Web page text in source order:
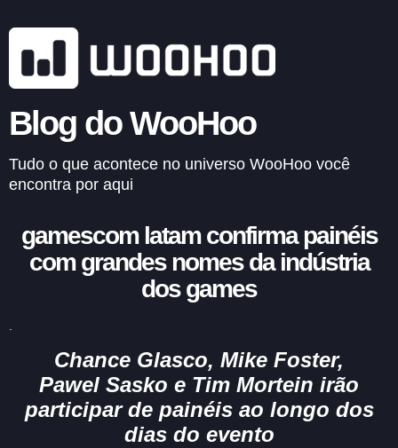
Blog do WooHoo
Tudo o que acontece no universo WooHoo você
encontra por aqui
gamescomlatam confirma painéis
com grandes nomes da indústria
dos games
Chance Glasco, Mike Foster,
Pawel Sasko e Tim Mortein irão
participar de painéis ao longo dos
dias do evento